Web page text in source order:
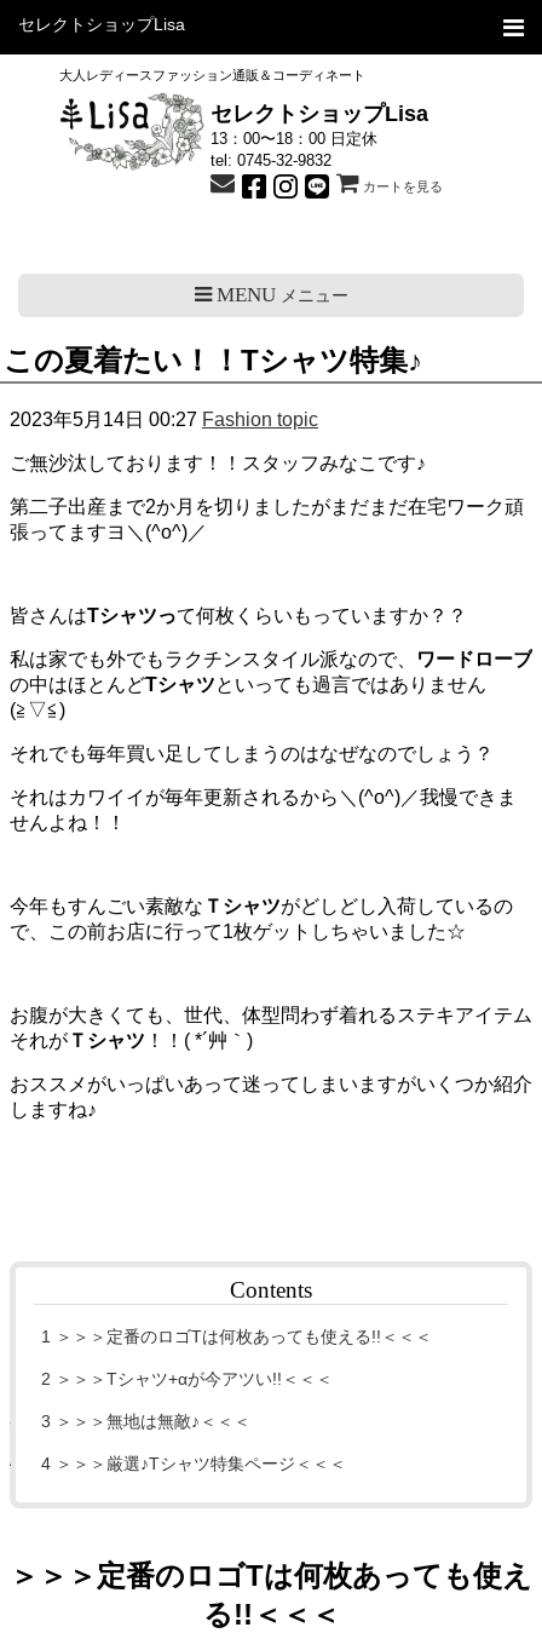
セレクトショップLisa
大人レディースファッション通販＆コーディネート
セレクトショップLisa
13：00〜18：00 日定休
tel: 0745-32-9832
カートを見る
MENUメニュー
この夏着たい！！Tシャツ特集♪
2023年5月14日 00:27 Fashion topic
ご無沙汰しております！！スタッフみなこです♪
第二子出産まで2か月を切りましたがまだまだ在宅ワーク頑
張ってますヨ＼(^o^)／
皆さんはTシャツって何枚くらいもっていますか？？
私は家でも外でもラクチンスタイル派なので、
ワードローブ
の中はほとんどTシャツといっても過言ではありません
(≧▽≦)
それでも毎年買い足してしまうのはなぜなのでしょう？
それはカワイイが毎年更新されるから＼(^o^)／我慢できま
せんよね！！
今年もすんごい素敵な Ｔシャツがどしどし入荷しているの
で、この前お店に行って1枚ゲットしちゃいました☆
お腹が大きくても、世代、体型問わず着れるステキアイテム
それが Ｔシャツ ！！( *´艸｀)
おススメがいっぱいあって迷ってしまいますがいくつか紹介
しますね♪
Contents
1 ＞＞＞定番のロゴTは何枚あっても使える!!＜＜＜
2 ＞＞＞Tシャツ+αが今アツい!!＜＜＜
3 ＞＞＞無地は無敵♪＜＜＜
4 ＞＞＞厳選♪Tシャツ特集ページ＜＜＜
＞＞＞定番のロゴTは何枚あっても使え
る!!＜＜＜